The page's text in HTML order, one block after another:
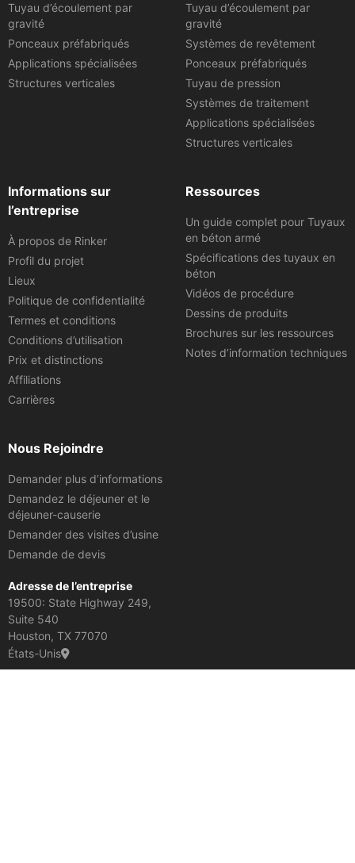
Tuyau d’écoulement par
gravité
Ponceaux préfabriqués
Applications spécialisées
Structures verticales
Tuyau d’écoulement par
gravité
Systèmes de revêtement
Ponceaux préfabriqués
Tuyau de pression
Systèmes de traitement
Applications spécialisées
Structures verticales
Informations sur
l’entreprise
À propos de Rinker
Profil du projet
Lieux
Politique de confidentialité
Termes et conditions
Conditions d’utilisation
Prix et distinctions
Affiliations
Carrières
Ressources
Un guide complet pour Tuyaux
en béton armé
Spécifications des tuyaux en
béton
Vidéos de procédure
Dessins de produits
Brochures sur les ressources
Notes d’information techniques
Nous Rejoindre
Demander plus d’informations
Demandez le déjeuner et le
déjeuner-causerie
Demander des visites d’usine
Demande de devis
Adresse de l’entreprise
19500: State Highway 249,
Suite 540
Houston, TX 77070
États-Unis